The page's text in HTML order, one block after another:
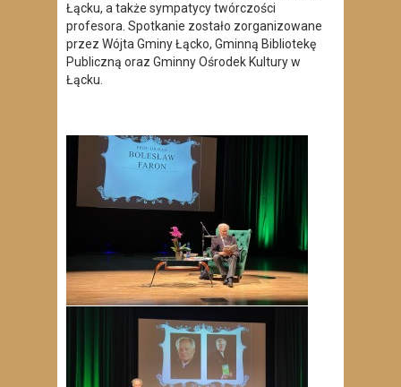
Łącku, a także sympatycy twórczości
profesora. Spotkanie zostało zorganizowane
przez Wójta Gminy Łącko, Gminną Bibliotekę
Publiczną oraz Gminny Ośrodek Kultury w
Łącku.